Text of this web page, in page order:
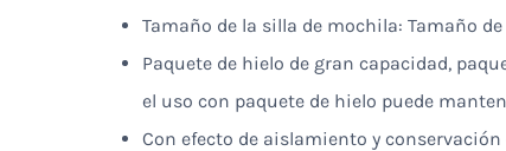
Tamaño de la silla de mochila: Tamaño de
Paquete de hielo de gran capacidad,
el uso con paquete de hielo puede
Con efecto de aislamiento y